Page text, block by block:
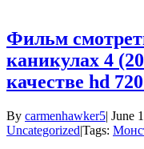
Фильм
каникулах 4
качестве hd
By carmenhawker5| June
Uncategorized|Tags: